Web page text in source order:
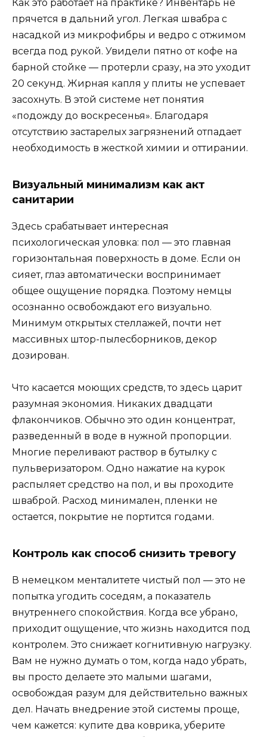
Как это работает на практике? Инвентарь не
прячется в дальний угол. Легкая швабра с
насадкой из микрофибры и ведро с отжимом
всегда под рукой. Увидели пятно от кофе на
барной стойке — протерли сразу, на это уходит
20 секунд. Жирная капля у плиты не успевает
засохнуть. В этой системе нет понятия
«подожду до воскресенья». Благодаря
отсутствию застарелых загрязнений отпадает
необходимость в жесткой химии и оттирании.
Визуальный минимализм как акт
санитарии
Здесь срабатывает интересная
психологическая уловка: пол — это главная
горизонтальная поверхность в доме. Если он
сияет, глаз автоматически воспринимает
общее ощущение порядка. Поэтому немцы
осознанно освобождают его визуально.
Минимум открытых стеллажей, почти нет
массивных штор-пылесборников, декор
дозирован.
Что касается моющих средств, то здесь царит
разумная экономия. Никаких двадцати
флакончиков. Обычно это один концентрат,
разведенный в воде в нужной пропорции.
Многие переливают раствор в бутылку с
пульверизатором. Одно нажатие на курок
распыляет средство на пол, и вы проходите
шваброй. Расход минимален, пленки не
остается, покрытие не портится годами.
Контроль как способ снизить тревогу
В немецком менталитете чистый пол — это не
попытка угодить соседям, а показатель
внутреннего спокойствия. Когда все убрано,
приходит ощущение, что жизнь находится под
контролем. Это снижает когнитивную нагрузку.
Вам не нужно думать о том, когда надо убрать,
вы просто делаете это малыми шагами,
освобождая разум для действительно важных
дел. Начать внедрение этой системы проще,
чем кажется: купите два коврика, уберите